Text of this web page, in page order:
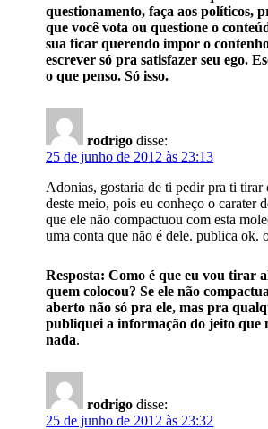
questionamento, faça aos políticos,
que você vota ou questione o
sua ficar querendo impor o
escrever só pra satisfazer seu ego.
o que penso. Só isso.
rodrigo disse:
25 de junho de 2012 às 23:13
Adonias, gostaria de ti pedir pra ti
deste meio, pois eu conheço o carater
que ele não compactuou com esta
uma conta que não é dele. publica ok.
Resposta: Como é que eu vou tirar
quem colocou? Se ele não
aberto não só pra ele, mas pra
publiquei a informação do jeito que
nada.
rodrigo disse:
25 de junho de 2012 às 23:32